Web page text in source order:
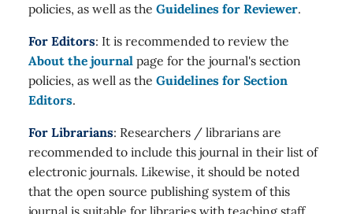
policies, as well as the Guidelines for Reviewer.
For Editors: It is recommended to review the
About the journal page for the journal's section
policies, as well as the Guidelines for Section
Editors.
For Librarians: Researchers / librarians are
recommended to include this journal in their list of
electronic journals. Likewise, it should be noted
that the open source publishing system of this
journal is suitable for libraries with teaching staff